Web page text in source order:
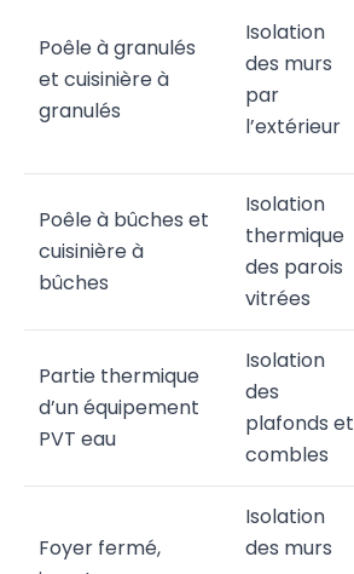
Poêle à granulés
et cuisinière à
granulés
Isolation
des murs
par
l’extérieur
Poêle à bûches et
cuisinière à
bûches
Isolation
thermique
des parois
vitrées
Partie thermique
d’un équipement
PVT eau
Isolation
des
plafonds et
combles
Foyer fermé,
Isolation
des murs